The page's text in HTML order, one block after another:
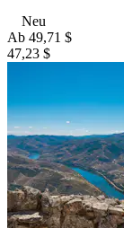
Neu
Ab 49,71 $
47,23 $